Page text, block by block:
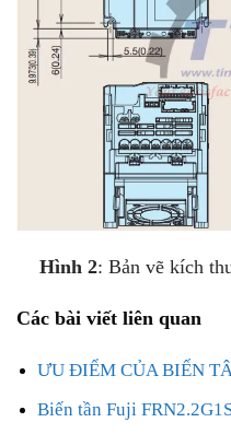
Hình 2: Bản vẽ kích
Các bài viết liên quan
ƯU ĐIỂM CỦA BIẾN
Biến tần Fuji